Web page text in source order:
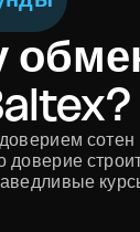
сотен
доверие